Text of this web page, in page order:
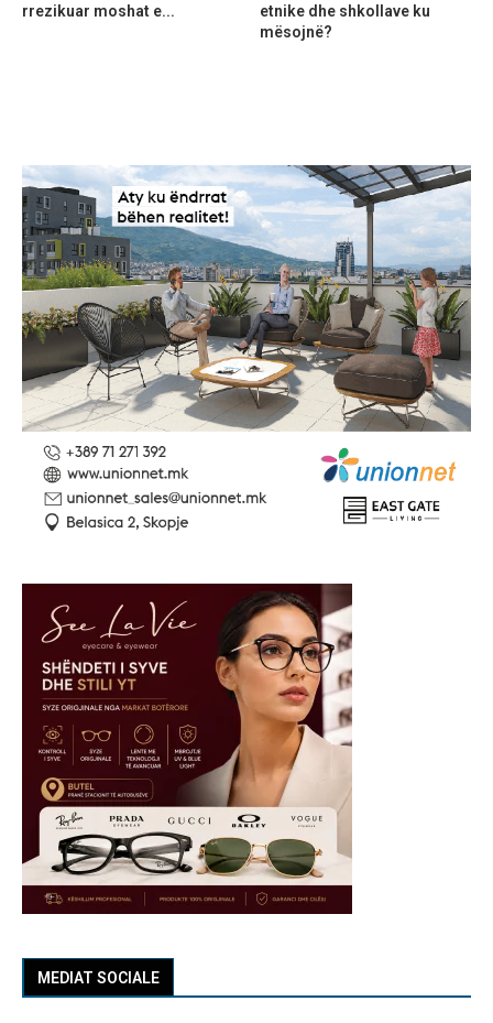
MEDIAT SOCIALE
rrezikuar moshat e...
etnike dhe shkollave ku
mësojnë?